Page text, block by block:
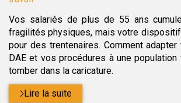
Vos salariés de plus de 55 ans
fragilités physiques, mais votre
pour des trentenaires. Comment
DAE et vos procédures à une
tomber dans la caricature.
Lire la suite